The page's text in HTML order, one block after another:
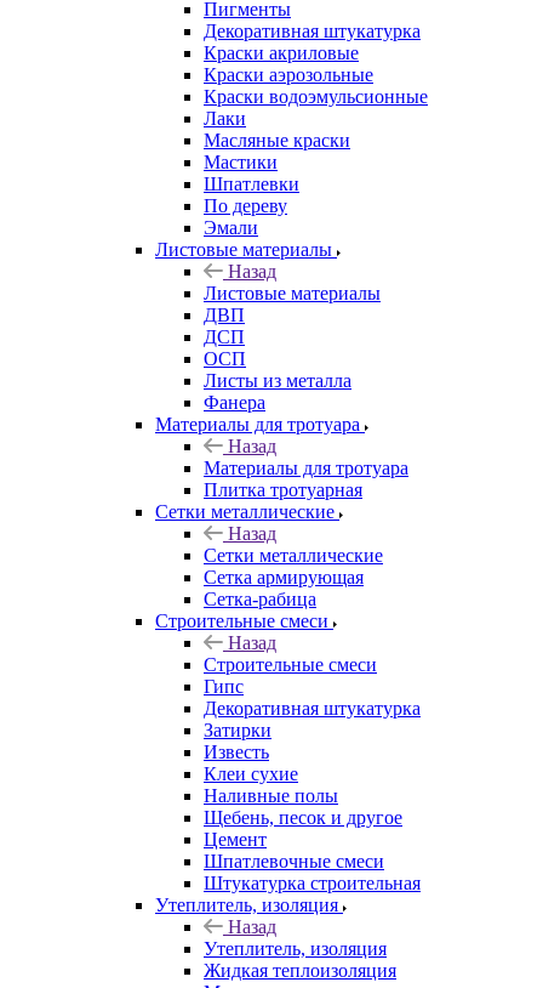
Пигменты
Декоративная штукатурка
Краски акриловые
Краски аэрозольные
Краски водоэмульсионные
Лаки
Масляные краски
Мастики
Шпатлевки
По дереву
Эмали
Листовые материалы
Назад
Листовые материалы
ДВП
ДСП
ОСП
Листы из металла
Фанера
Материалы для тротуара
Назад
Материалы для тротуара
Плитка тротуарная
Сетки металлические
Назад
Сетки металлические
Сетка армирующая
Сетка-рабица
Строительные смеси
Назад
Строительные смеси
Гипс
Декоративная штукатурка
Затирки
Известь
Клеи сухие
Наливные полы
Щебень, песок и другое
Цемент
Шпатлевочные смеси
Штукатурка строительная
Утеплитель, изоляция
Назад
Утеплитель, изоляция
Жидкая теплоизоляция